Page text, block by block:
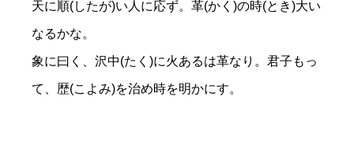
天に順(したが)い人に応ず。革(かく)の時(とき)大い
なるかな。
象に曰く、沢中(たく)に火あるは革なり。君子もっ
て、歴(こよみ)を治め時を明かにす。